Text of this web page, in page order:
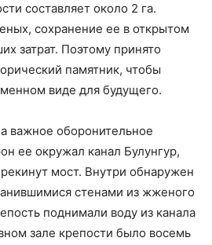
составляет около 2 га.
сохранение ее в открытом
затрат. Поэтому принято
памятник, чтобы
виде для будущего.
важное оборонительное
ее окружал канал Булунгур,
мост. Внутри обнаружен
стенами из жженого
поднимали воду из канала
зале крепости было восемь